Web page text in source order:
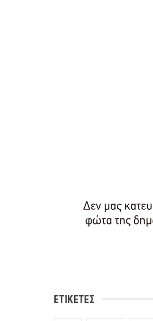
ΕΤΙΚΈΤΕΣ